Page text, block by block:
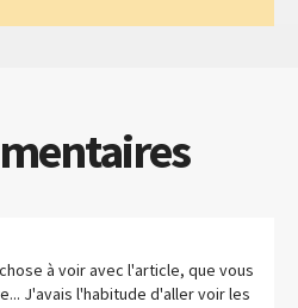
à voir avec l'article, que vous
J'avais l'habitude d'aller voir les